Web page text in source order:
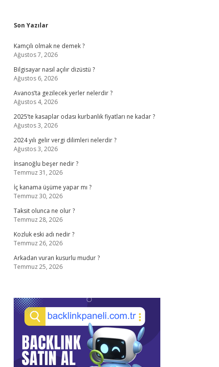
Sidebar
Son Yazılar
Kamçılı olmak ne demek ?
Ağustos 7, 2026
Bilgisayar nasıl açılır dizüstü ?
Ağustos 6, 2026
Avanos’ta gezilecek yerler nelerdir ?
Ağustos 4, 2026
2025’te kasaplar odası kurbanlık fiyatları ne kadar ?
Ağustos 3, 2026
2024 yılı gelir vergi dilimleri nelerdir ?
Ağustos 3, 2026
İnsanoğlu beşer nedir ?
Temmuz 31, 2026
İç kanama üşüme yapar mı ?
Temmuz 30, 2026
Taksit olunca ne olur ?
Temmuz 28, 2026
Kozluk eski adı nedir ?
Temmuz 26, 2026
Arkadan vuran kusurlu mudur ?
Temmuz 25, 2026